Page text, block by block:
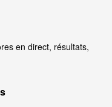
en direct, résultats,